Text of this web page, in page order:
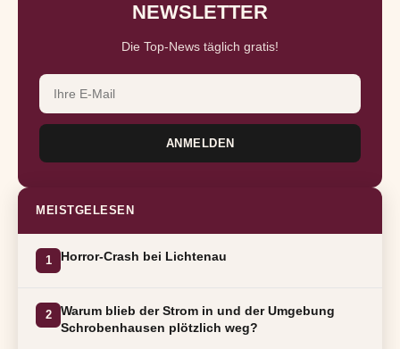
NEWSLETTER
Die Top-News täglich gratis!
ANMELDEN
MEISTGELESEN
1 Horror-Crash bei Lichtenau
2
Warum blieb der Strom in und der Umgebung
Schrobenhausen plötzlich weg?